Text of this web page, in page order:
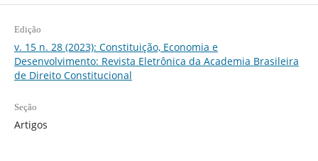
Edição
v. 15 n. 28 (2023): Constituição, Economia e
Desenvolvimento: Revista Eletrônica da Academia Brasileira
de Direito Constitucional
Seção
Artigos